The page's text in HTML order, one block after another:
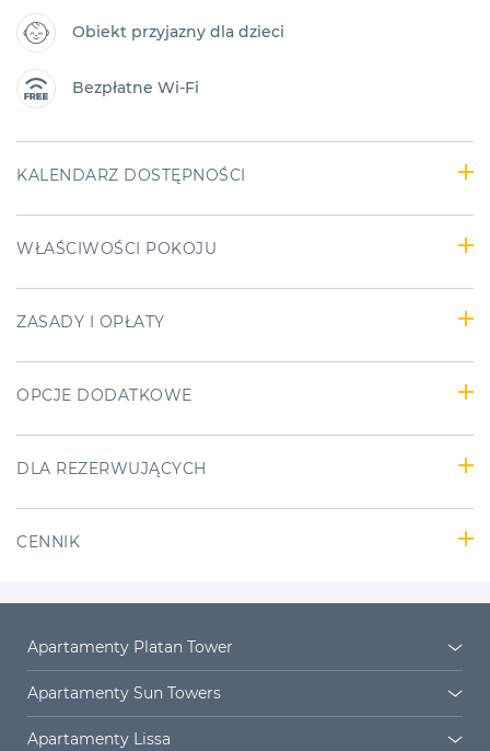
Obiekt przyjazny dla dzieci
Bezpłatne Wi-Fi
KALENDARZ DOSTĘPNOŚCI
WŁAŚCIWOŚCI POKOJU
ZASADY I OPŁATY
OPCJE DODATKOWE
DLA REZERWUJĄCYCH
CENNIK
Apartamenty Platan Tower
Platan Tower
Apartamenty Sun Towers
Sun Towers 38/11
Apartamenty Lissa